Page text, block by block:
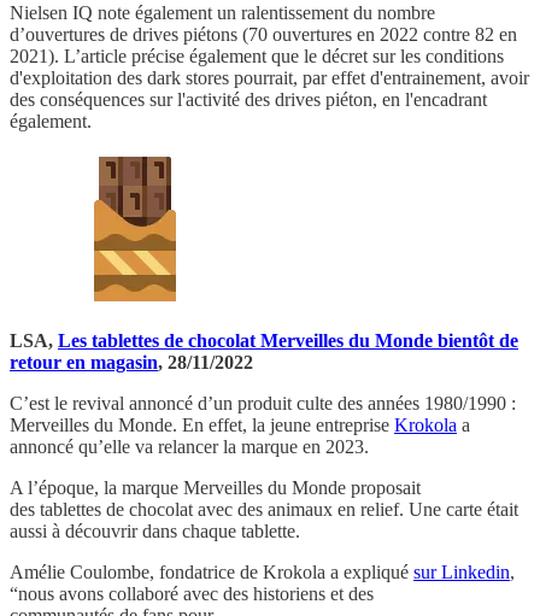
Nielsen IQ note également un ralentissement du nombre
d’ouvertures de drives piétons (70 ouvertures en 2022 contre 82 en
2021). L’article précise également que le décret sur les conditions
d'exploitation des dark stores pourrait, par effet d'entrainement, avoir
des conséquences sur l'activité des drives piéton, en l'encadrant
également.
LSA, Les tablettes de chocolat Merveilles du Monde bientôt de
retour en magasin, 28/11/2022
C’est le revival annoncé d’un produit culte des années 1980/1990 :
Merveilles du Monde. En effet, la jeune entreprise Krokola a
annoncé qu’elle va relancer la marque en 2023.
A l’époque, la marque Merveilles du Monde proposait
des tablettes de chocolat avec des animaux en relief. Une carte était
aussi à découvrir dans chaque tablette.
Amélie Coulombe, fondatrice de Krokola a expliqué sur Linkedin,
“nous avons collaboré avec des historiens et des